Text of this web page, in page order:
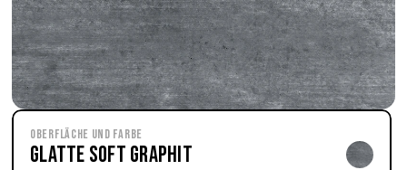
Oberfläche und Farbe
Glatte Soft Graphit